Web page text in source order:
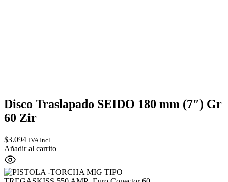
Disco Traslapado SEIDO 180 mm (7″) Gr
60 Zir
$3.094 IVA Incl.
Añadir al carrito